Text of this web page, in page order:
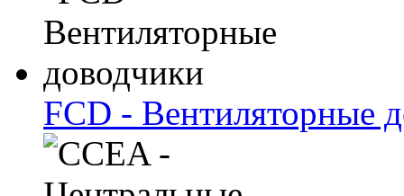
FCD - Вентиляторные